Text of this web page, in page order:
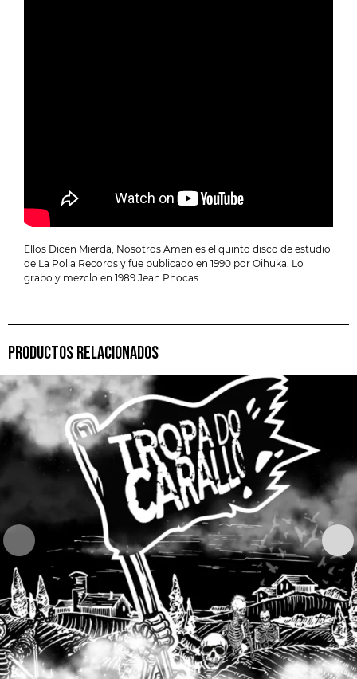
Ellos Dicen Mierda, Nosotros Amen es el quinto disco de estudio
de La Polla Records y fue publicado en 1990 por Oihuka. Lo
grabo y mezclo en 1989 Jean Phocas.
PRODUCTOS RELACIONADOS